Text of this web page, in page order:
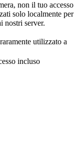
non il tuo accesso
solo localmente per
nostri server.
utilizzato a
incluso